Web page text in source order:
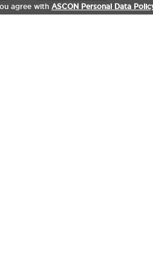
agree with ASCON Personal Data